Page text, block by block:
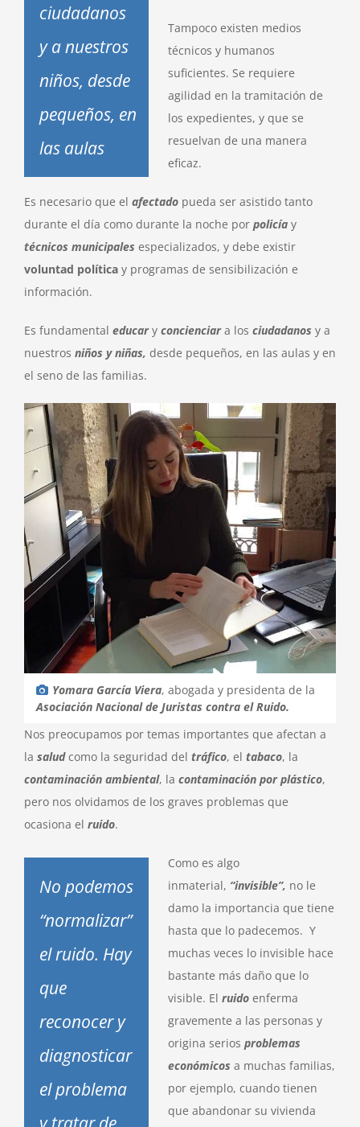
ciudadanos
y a nuestros
niños, desde
pequeños, en
las aulas
Tampoco existen medios
técnicos y humanos
suficientes. Se requiere
agilidad en la tramitación de
los expedientes, y que se
resuelvan de una manera
eficaz.
Es necesario que el afectado pueda ser asistido tanto
durante el día como durante la noche por policía y
técnicos municipales especializados, y debe existir
voluntad política y programas de sensibilización e
información.
Es fundamental educar y concienciar a los ciudadanos y a
nuestros niños y niñas, desde pequeños, en las aulas y en
el seno de las familias.
Yomara García Viera, abogada y presidenta de la
Asociación Nacional de Juristas contra el Ruido.
Nos preocupamos por temas importantes que afectan a
la saludcomo la seguridad del tráfico, el tabaco, la
contaminación ambiental, la contaminación por plástico,
pero nos olvidamos de los graves problemas que
ocasiona el ruido.
No podemos
“normalizar”
el ruido. Hay
que
reconocer y
diagnosticar
el problema
Como es algo
inmaterial, “invisible”, no le
damo la importancia que tiene
hasta que lo padecemos. Y
muchas veces lo invisible hace
bastante más daño que lo
visible. Elruido enferma
gravemente a las personas y
origina seriosproblemas
económicos a muchas familias,
por ejemplo, cuando tienen
que abandonar su vivienda